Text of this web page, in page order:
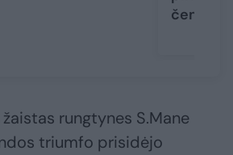
rungtynes S.Mane
triumfo prisidėjo